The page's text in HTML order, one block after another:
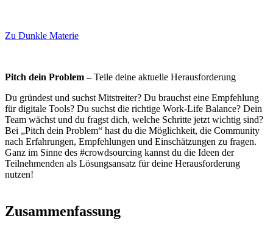
Zu Dunkle Materie
Pitch dein Problem –Teile deine aktuelle Herausforderung
Du gründest und suchst Mitstreiter? Du brauchst eine Empfehlung
für digitale Tools? Du suchst die richtige Work-Life Balance? Dein
Team wächst und du fragst dich, welche Schritte jetzt wichtig sind?
Bei „Pitch dein Problem“ hast du die Möglichkeit, die Community
nach Erfahrungen, Empfehlungen und Einschätzungen zu fragen.
Ganz im Sinne des #crowdsourcing kannst du die Ideen der
Teilnehmenden als Lösungsansatz für deine Herausforderung
nutzen!
Zusammenfassung